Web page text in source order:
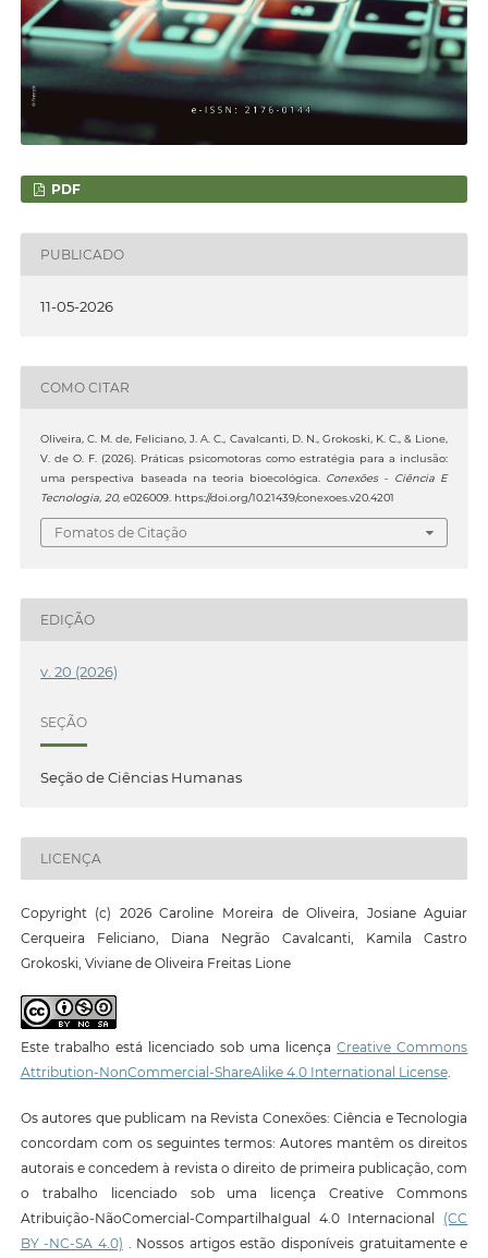
PDF
PUBLICADO
11-05-2026
COMO CITAR
Oliveira, C. M. de, Feliciano, J. A. C., Cavalcanti, D. N., Grokoski, K. C., & Lione,
V. de O. F. (2026). Práticas psicomotoras como estratégia para a inclusão:
uma perspectiva baseada na teoria bioecológica. Conexões - Ciência E
Tecnologia, 20, e026009. https://doi.org/10.21439/conexoes.v20.4201
Fomatos de Citação
EDIÇÃO
v. 20 (2026)
SEÇÃO
Seção de Ciências Humanas
LICENÇA
Copyright (c) 2026 Caroline Moreira de Oliveira, Josiane Aguiar
Cerqueira Feliciano, Diana Negrão Cavalcanti, Kamila Castro
Grokoski, Viviane de Oliveira Freitas Lione
Este trabalho está licenciado sob uma licençaCreative Commons
Attribution-NonCommercial-ShareAlike 4.0 International License.
Os autores que publicam na Revista Conexões: Ciência e Tecnologia
concordam com os seguintes termos: Autores mantêm os direitos
autorais e concedem à revista o direito de primeira publicação, com
o trabalho licenciado sob uma licença Creative Commons
Atribuição-NãoComercial-CompartilhaIgual 4.0 Internacional (CC
BY -NC-SA 4.0) . Nossos artigos estão disponíveis gratuitamente e